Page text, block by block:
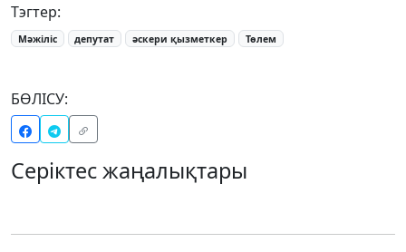
Тэгтер:
Мәжіліс депутат әскери қызметкер Төлем
БӨЛІСУ:
Серіктес жаңалықтары